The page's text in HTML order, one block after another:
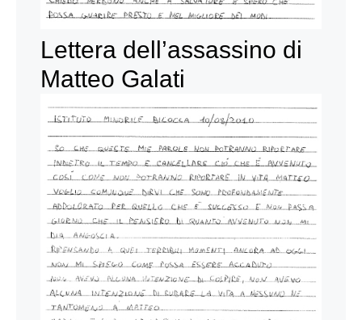
Lettera dell’assassino di
Matteo Galati